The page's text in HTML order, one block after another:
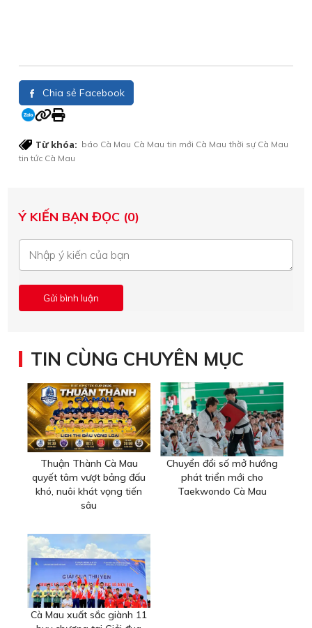
Chia sẻ Facebook
Từ khóa: báo Cà Mau Cà Mau tin mới Cà Mau thời sự Cà Mau
tin tức Cà Mau
Ý KIẾN BẠN ĐỌC (0)
TIN CÙNG CHUYÊN MỤC
Thuận Thành Cà Mau
quyết tâm vượt bảng đấu
khó, nuôi khát vọng tiến
sâu
Chuyển đổi số mở hướng
phát triển mới cho
Taekwondo Cà Mau
Cà Mau xuất sắc giành 11